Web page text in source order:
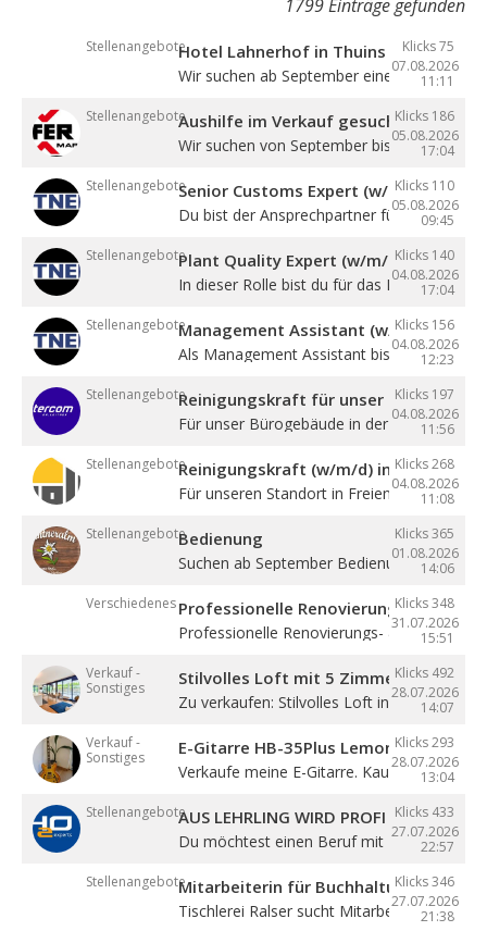
1799 Einträge gefunden
Stellenangebote
Klicks 75
07.08.2026
11:11
Hotel Lahnerhof in Thuins sucht eine
Wir suchen ab September eine ...
Stellenangebote
Klicks 186
05.08.2026
17:04
Aushilfe im Verkauf gesucht
Wir suchen von September bis Dezember
Stellenangebote
Klicks 110
05.08.2026
09:45
Senior Customs Expert (w/m/d)
Du bist der Ansprechpartner für alle
Stellenangebote
Klicks 140
04.08.2026
17:04
Plant Quality Expert (w/m/d)
In dieser Rolle bist du für das Management
Stellenangebote
Klicks 156
04.08.2026
12:23
Management Assistant (w/m/d)
Als Management Assistant bist du eine ...
Stellenangebote
Klicks 197
04.08.2026
11:56
Reinigungskraft für unser
Für unser Bürogebäude in der
Stellenangebote
Klicks 268
04.08.2026
11:08
Reinigungskraft (w/m/d) in Teilzeit
Für unseren Standort in Freienfeld suchen ...
Stellenangebote
Klicks 365
01.08.2026
14:06
Bedienung
Suchen ab September Bedienung in
Verschiedenes
Klicks 348
31.07.2026
15:51
Professionelle Renovierung
Professionelle Renovierungs- &
Verkauf -
Sonstiges
Klicks 492
28.07.2026
14:07
Stilvolles Loft mit 5 Zimmern
Zu verkaufen: Stilvolles Loft in Sterzing! ...
Verkauf -
Sonstiges
Klicks 293
28.07.2026
13:04
E-Gitarre HB-35Plus Lemon
Verkaufe meine E-Gitarre. Kaum gespielt, ...
Stellenangebote
Klicks 433
27.07.2026
22:57
AUS LEHRLING WIRD PROFI – STARTE
Du möchtest einen Beruf mit Zukunft
Stellenangebote
Klicks 346
27.07.2026
21:38
Mitarbeiterin für Buchhaltung (m/w/d)
Tischlerei Ralser sucht Mitarbeiterin für ...